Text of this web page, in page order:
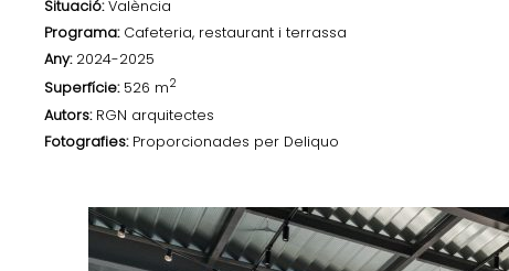
Situació:València
Programa:Cafeteria, restaurant i terrassa
Any: 2024-2025
Superfície:526 m2
Autors:RGN arquitectes
Fotografies:Proporcionades per Deliquo